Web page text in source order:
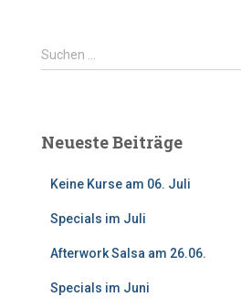
S
u
n
Suchen …
Neueste Beiträge
Keine Kurse am 06. Juli
Specials im Juli
Afterwork Salsa am 26.06.
Specials im Juni